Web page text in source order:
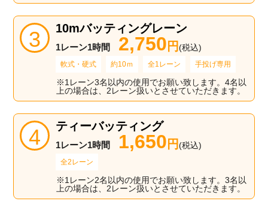
10mバッティングレーン
1レーン1時間 2,750 円(税込)
軟式・硬式 約10ｍ 全1レーン 手投げ専用
※1レーン3名以内の使用でお願い致します。4名以
上の場合は、2レーン扱いとさせていただきます。
ティーバッティング
1レーン1時間 1,650 円(税込)
全2レーン
※1レーン2名以内の使用でお願い致します。3名以
上の場合は、2レーン扱いとさせていただきます。